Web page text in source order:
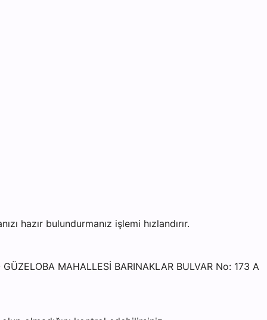
hazır bulundurmanız işlemi hızlandırır.
MAHALLESİ BARINAKLAR BULVAR No: 173 A